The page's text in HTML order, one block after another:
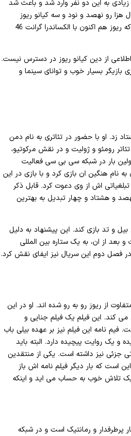
زیادی به این دو نفر وارد شد و باعث شد
رو نهصد و نود و سه کیانو ریوز
بهترین دوست خود را که ریوز فینیکس نام داشت از دست داد. باید گفت که ریوز هم اکنون با الکساندرا گرانت 46
از دین کیانو ریوز در دسترس نیست.
بسیار خوب و توانای سینما و
زد. او با حضور در تئاتری به نام دمن
رومئو و ژولیت و در نقش مرکوتیو،
بار در شبکه سی بی سی فعالیت
نام هنگین ان بازی کرد و با بازی در این
اش از وی دعوت کرد. قابل ذکر
و هشتاد و چهار تبدیل به بهترین
و تد بازی کند. این پیشنهاد به دلیل
بعد از ان، به یک ستاره بین المللی
فصل دوم این سریال نیز ایفای نقش کرد.
از ریوز رو به رو شده اند. او در این
کند. این فیلم یک فیلم جنایی و
نامه این فیلم نیز بر عهده بیلی باب
و یک روایت پیچیده دارد. البته باید
جزئی نیز داشته است. یکی از منتقدین
است که بار دیگر فیلم نامه اش باز
تلاش خوب به حساب می اید و اینکه
پرطرفدار و رمانتیک است و در شبکه